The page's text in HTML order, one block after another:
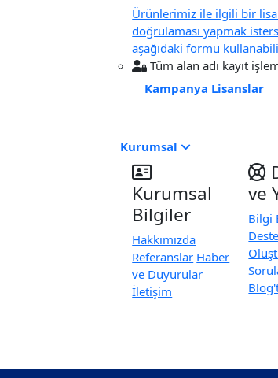
Ürünlerimiz ile ilgili bir
doğrulaması yapmak
aşağıdaki formu
Tüm alan adı kayıt
Kampanya Lisanslar
Kurumsal
Kurumsal
Bilgiler
Hakkımızda
Referanslar Haber
ve Duyurular
İletişim
ve
Bilgi